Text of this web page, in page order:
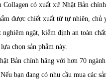
Collagen có xuất xứ Nhật Bản
được chiết xuất từ tự nhiên,
ngặt, kiểm định an toàn
chọn sản phẩm này.
Bản chính hãng với hơn 70
bạn đang có nhu cầu mua các